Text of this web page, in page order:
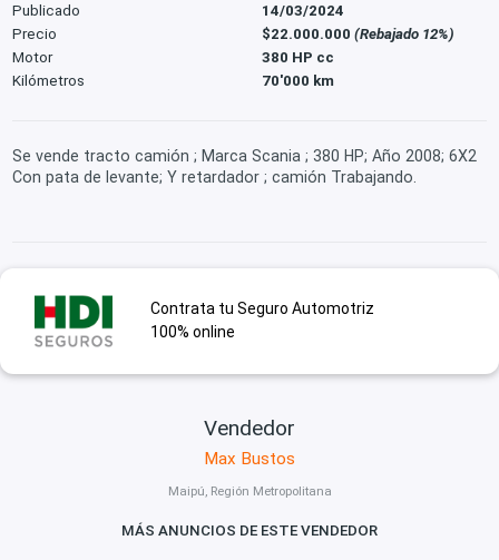
Publicado
14/03/2024
Precio
$22.000.000 (Rebajado 12%)
Motor
380 HP cc
Kilómetros
70'000 km
Se vende tracto camión ; Marca Scania ; 380 HP; Año 2008; 6X2
Con pata de levante; Y retardador ; camión Trabajando.
Contrata tu Seguro Automotriz
100% online
Vendedor
Max Bustos
Maipú, Región Metropolitana
MÁS ANUNCIOS DE ESTE VENDEDOR